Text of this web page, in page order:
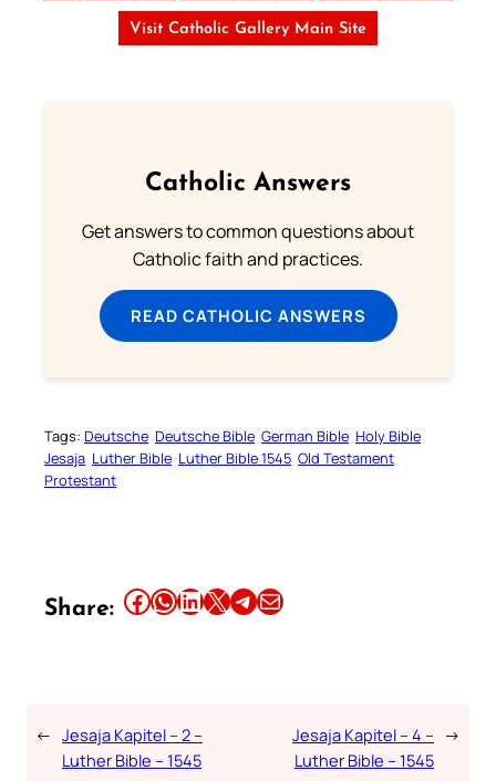
Visit Catholic Gallery Main Site
Catholic Answers
Get answers to common questions about
Catholic faith and practices.
READ CATHOLIC ANSWERS
Tags: Deutsche Deutsche Bible German Bible Holy Bible
Jesaja Luther Bible Luther Bible 1545 Old Testament
Protestant
Share: Share this article on Facebook Share this article on WhatsApp Share this article on LinkedIn Share this article on X Share this article on TelegramEmail this Article
← Jesaja Kapitel – 2 –
Luther Bible – 1545
Jesaja Kapitel – 4 –
Luther Bible – 1545
→